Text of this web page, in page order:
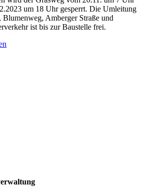
um 18 Uhr gesperrt. Die Umleitung
Amberger Straße und
ist bis zur Baustelle frei.